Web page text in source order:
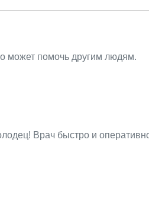
может помочь другим людям.
Врач быстро и